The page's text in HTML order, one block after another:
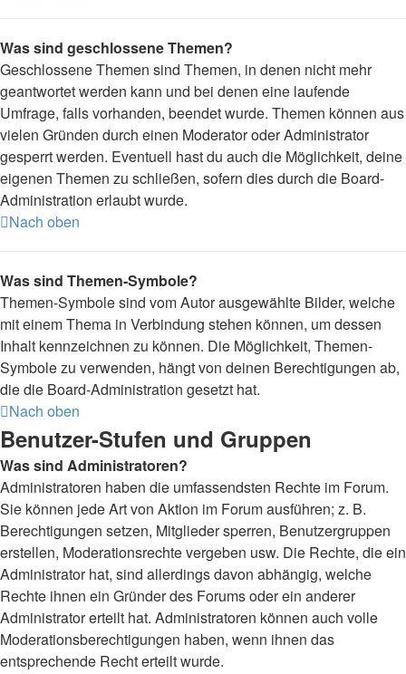
Was sind geschlossene Themen?
Geschlossene Themen sind Themen, in denen nicht mehr
geantwortet werden kann und bei denen eine laufende
Umfrage, falls vorhanden, beendet wurde. Themen können aus
vielen Gründen durch einen Moderator oder Administrator
gesperrt werden. Eventuell hast du auch die Möglichkeit, deine
eigenen Themen zu schließen, sofern dies durch die Board-
Administration erlaubt wurde.
Nach oben
Was sind Themen-Symbole?
Themen-Symbole sind vom Autor ausgewählte Bilder, welche
mit einem Thema in Verbindung stehen können, um dessen
Inhalt kennzeichnen zu können. Die Möglichkeit, Themen-
Symbole zu verwenden, hängt von deinen Berechtigungen ab,
die die Board-Administration gesetzt hat.
Nach oben
Benutzer-Stufen und Gruppen
Was sind Administratoren?
Administratoren haben die umfassendsten Rechte im Forum.
Sie können jede Art von Aktion im Forum ausführen; z. B.
Berechtigungen setzen, Mitglieder sperren, Benutzergruppen
erstellen, Moderationsrechte vergeben usw. Die Rechte, die ein
Administrator hat, sind allerdings davon abhängig, welche
Rechte ihnen ein Gründer des Forums oder ein anderer
Administrator erteilt hat. Administratoren können auch volle
Moderationsberechtigungen haben, wenn ihnen das
entsprechende Recht erteilt wurde.